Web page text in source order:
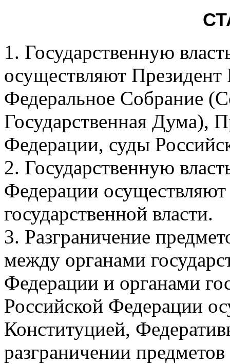
1. Государственную
осуществляют
Федеральное Собрание
Государственная Дума),
Федерации, суды
2. Государственную
Федерации
государственной власти.
3. Разграничение
между органами
Федерации и органами
Российской Федерации
Конституцией,
разграничении